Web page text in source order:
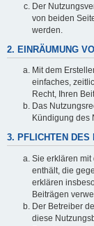
Der
von beiden
werden.
2. EINRÄUMUNG
Mit dem
einfaches,
Recht, Ihren
Das
Kündigung des
3. PFLICHTEN DES
Sie erklären mit
enthält, die
erklären
Beiträgen
Der Betreiber
diese